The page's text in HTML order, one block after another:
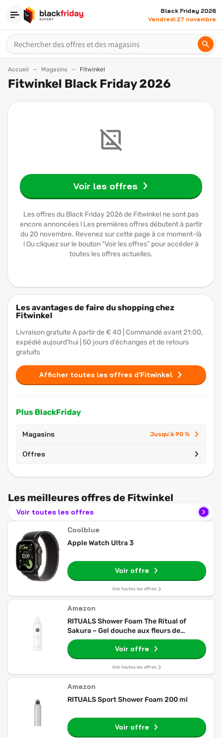
Black Friday 2026
Vendredi 27 novembre
Accueil Magasins Fitwinkel
Fitwinkel Black Friday 2026
Voir les offres
Les offres du Black Friday 2026 de Fitwinkel ne sont pas
encore annoncées ! Les premières offres débutent à partir
du 20 novembre. Revenez sur cette page à ce moment-là
! Ou cliquez sur le bouton "Voir les offres" pour accéder à
toutes les offres actuelles.
Les avantages de faire du shopping chez
Fitwinkel
Livraison gratuite A partir de € 40 | Commandé avant 21:00,
expédié aujourd'hui | 50 jours d'échanges et de retours
gratuits
Afficher toutes les offres d'Fitwinkel
Plus BlackFriday
Magasins Jusqu'à 90 %
Offres
Les meilleures offres de Fitwinkel
Voir toutes les offres
Coolblue
Apple Watch Ultra 3
Voir offre
Voir toutes les offres
Amazon
RITUALS Shower Foam The Ritual of
Sakura – Gel douche aux fleurs de
cerisier et lait de riz – Gel douche
moussant sensationnel – 200 ml
Voir offre
Voir toutes les offres
Amazon
RITUALS Sport Shower Foam 200 ml
Voir offre